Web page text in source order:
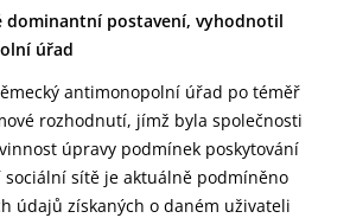
dominantní postavení, vyhodnotil
úřad
antimonopolní úřad po téměř
rozhodnutí, jímž byla společnosti
úpravy podmínek poskytování
sociální sítě je aktuálně podmíněno
údajů získaných o daném uživateli